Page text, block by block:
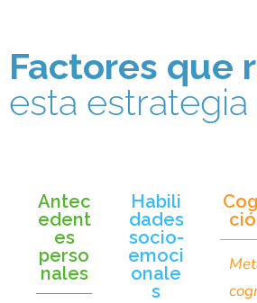
Factores que
esta estrategia
Antec
edent
es
perso
nales
Habili
dades
socio-
emoci
onale
s